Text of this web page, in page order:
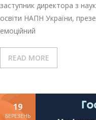
заступник директора з
освіти НАПН України,
емоційний
READ MORE
19
БЕРЕЗЕНЬ